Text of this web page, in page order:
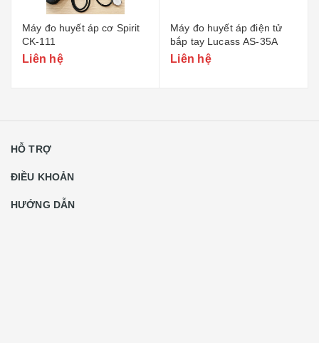
Máy đo huyết áp cơ Spirit
CK-111
Liên hệ
Máy đo huyết áp điện tử
bắp tay Lucass AS-35A
Liên hệ
HỖ TRỢ
ĐIỀU KHOẢN
HƯỚNG DẪN